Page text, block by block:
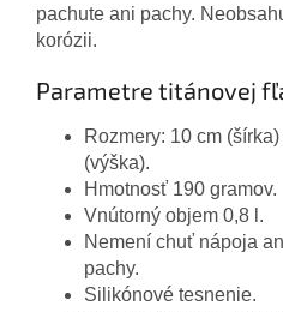
pachute ani pachy.
korózii.
Parametre titánovej
Rozmery: 10 cm
(výška).
Hmotnosť 190 gramov.
Vnútorný objem 0,8 l.
Nemení chuť nápoja
pachy.
Silikónové tesnenie.